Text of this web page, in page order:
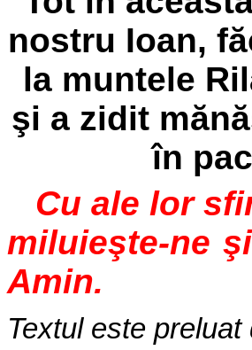
nostru Ioan,
la muntele
şi a zidit
în
Cu ale lor
miluieşte-ne
Amin.
Textul este